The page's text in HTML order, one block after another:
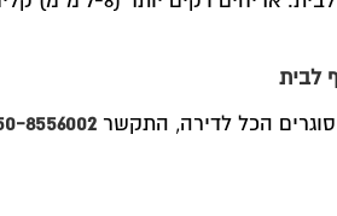
לבית
הכל לדירה, התקשר 8556002